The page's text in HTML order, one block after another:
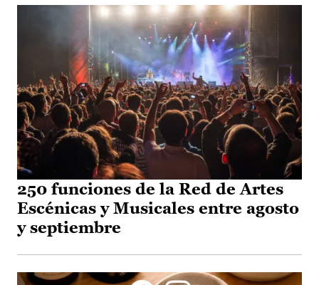
250 funciones de la Red de Artes
Escénicas y Musicales entre agosto
y septiembre